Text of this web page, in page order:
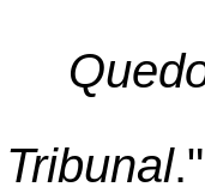
Tribunal